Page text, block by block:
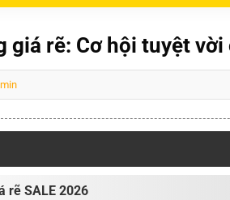
giá rẽ: Cơ hội tuyệt
rẽ SALE 2026